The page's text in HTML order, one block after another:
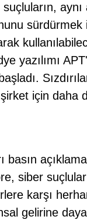
suçluların,
yazılımı
şirket için
basın
siber
karşı
gelirine